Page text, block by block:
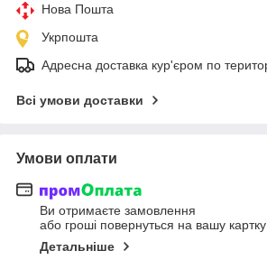
Нова Пошта
Укрпошта
Адресна доставка кур'єром по
Всі умови доставки
Умови оплати
Ви отримаєте замовлення
або гроші повернуться на вашу картку
Детальніше